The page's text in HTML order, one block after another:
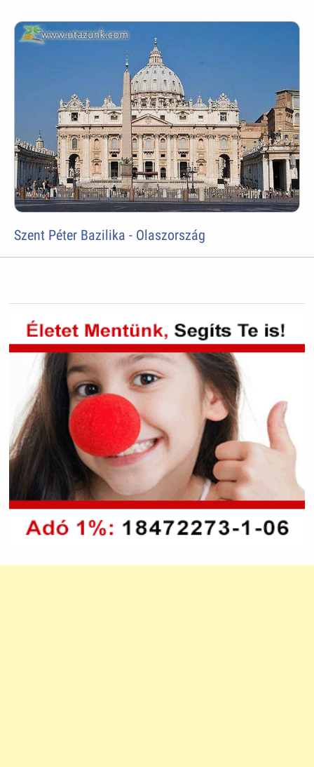
Szent Péter Bazilika - Olaszország